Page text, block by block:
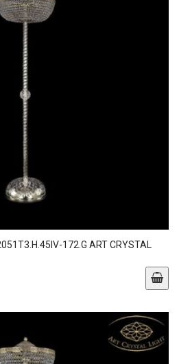
172.G ART CRYSTAL